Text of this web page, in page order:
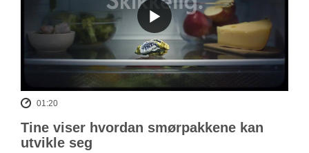
01:20
Tine viser hvordan smørpakkene kan
utvikle seg